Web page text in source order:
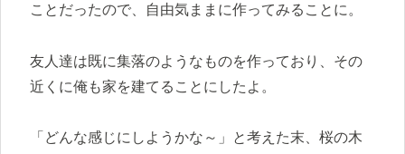
ことだったので、自由気ままに作ってみることに。
友人達は既に集落のようなものを作っており、その
近くに俺も家を建てることにしたよ。
「どんな感じにしようかな～」と考えた末、桜の木